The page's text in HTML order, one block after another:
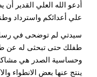
أدعو الله العلي القدير
علي أعدائكم واسترداد
سيدتي لم توضحى في
طفلك حتى تبحثى له عن
وحساسية الصدر هي
ينتج عنها بعض الانطواء